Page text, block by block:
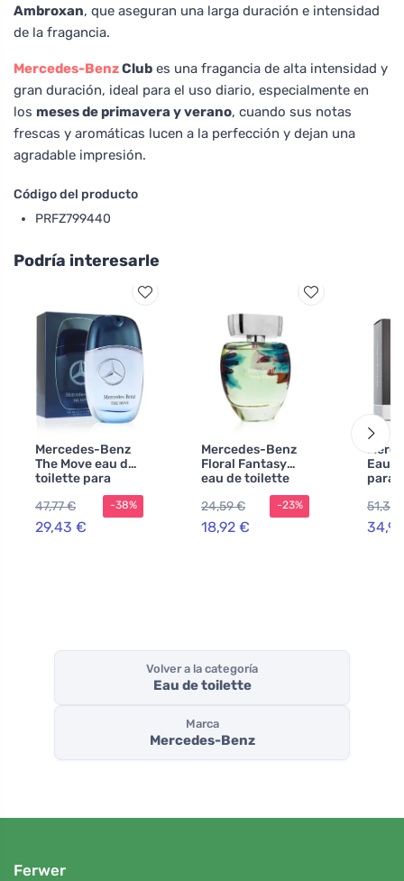
Ambroxan, que aseguran una larga duración e intensidad
de la fragancia.
Mercedes-BenzClub es una fragancia de alta intensidad y
gran duración, ideal para el uso diario, especialmente en
los meses de primavera y verano, cuando sus notas
frescas y aromáticas lucen a la perfección y dejan una
agradable impresión.
Código del producto
PRFZ799440
Podría interesarle
Mercedes-Benz
The Move eau de
toilette para
hombre 100 ml
47,77 €
29,43 €
-38%
Mercedes-Benz
Floral Fantasy
eau de toilette
para mujer tester
24,59 €
18,92 €
-23%
Eau
para
51,35
Volver a la categoría
Eau de toilette
Marca
Mercedes-Benz
Ferwer